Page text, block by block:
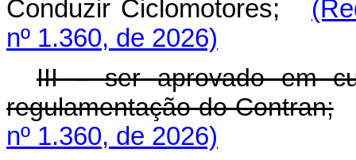
Conduzir Ciclomotores;
nº 1.360, de 2026)
III – ser aprovado em
regulamentação do Contran;
nº 1.360, de 2026)